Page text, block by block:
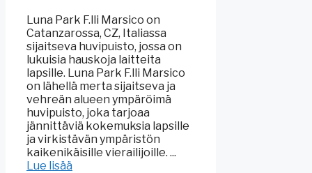
Luna Park F.lli Marsico on
Catanzarossa, CZ, Italiassa
sijaitseva huvipuisto, jossa on
lukuisia hauskoja laitteita
lapsille. Luna Park F.lli Marsico
on lähellä merta sijaitseva ja
vehreän alueen ympäröimä
huvipuisto, joka tarjoaa
jännittäviä kokemuksia lapsille
ja virkistävän ympäristön
kaikenikäisille vierailijoille. ...
Lue lisää